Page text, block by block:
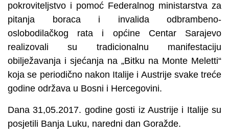
pokroviteljstvo i pomoć Federalnog ministarstva za
pitanja boraca i invalida odbrambeno-
oslobodilačkog rata i općine Centar Sarajevo
realizovali su tradicionalnu manifestaciju
obilježavanja i sjećanja na „Bitku na Monte Meletti“
koja se periodično nakon Italije i Austrije svake treće
godine održava u Bosni i Hercegovini.
Dana 31,05.2017. godine gosti iz Austrije i Italije su
posjetili Banja Luku, naredni dan Goražde.